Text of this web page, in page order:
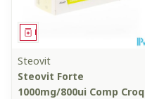
Médicament
Steovit
Steovit Forte
1000mg/800ui Comp Croq